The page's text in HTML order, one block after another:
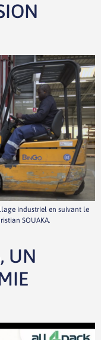
industriel en suivant le
SOUAKA.
UN